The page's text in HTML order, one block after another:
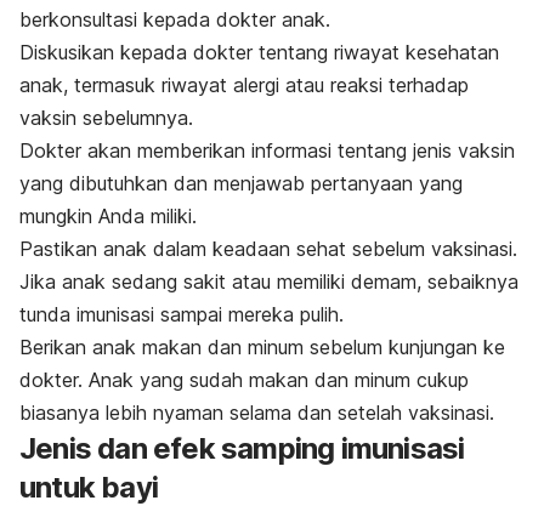
berkonsultasi kepada dokter anak.
Diskusikan kepada dokter tentang riwayat kesehatan
anak, termasuk riwayat alergi atau reaksi terhadap
vaksin sebelumnya.
Dokter akan memberikan informasi tentang jenis vaksin
yang dibutuhkan dan menjawab pertanyaan yang
mungkin Anda miliki.
Pastikan anak dalam keadaan sehat sebelum vaksinasi.
Jika anak sedang sakit atau memiliki demam, sebaiknya
tunda imunisasi sampai mereka pulih.
Berikan anak makan dan minum sebelum kunjungan ke
dokter. Anak yang sudah makan dan minum cukup
biasanya lebih nyaman selama dan setelah vaksinasi.
Jenis dan efek samping imunisasi
untuk bayi